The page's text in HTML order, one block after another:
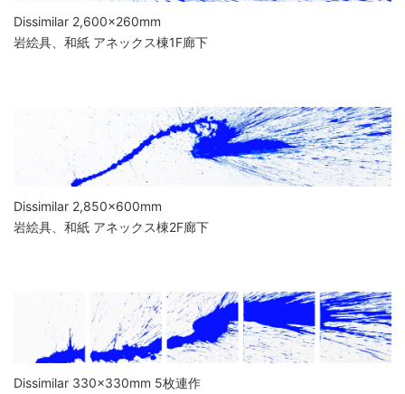
Dissimilar 2,600×260mm
岩絵具、和紙 アネックス棟1F廊下
Dissimilar 2,850×600mm
岩絵具、和紙 アネックス棟2F廊下
Dissimilar 330×330mm 5枚連作